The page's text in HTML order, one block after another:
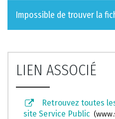
Impossible de trouver la
LIEN ASSOCIÉ
Retrouvez toutes
site Service Public